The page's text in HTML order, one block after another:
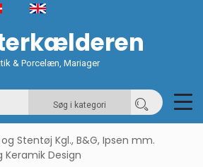
& Porcelæn, Mariager
Søg i kategori
Stentøj Kgl., B&G, Ipsen mm.
Keramik Design